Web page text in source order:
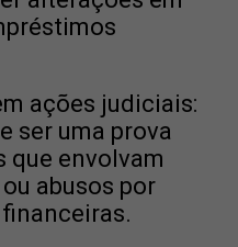
ações judiciais:
ser uma prova
que envolvam
abusos por